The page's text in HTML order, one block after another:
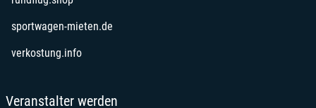
sportwagen-mieten.de
verkostung.infoöffnet in neuem Fenster
Veranstalter werden